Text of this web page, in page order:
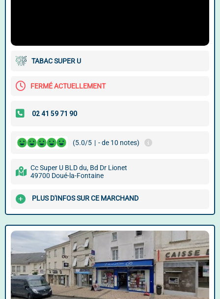
TABAC SUPER U
FERMÉ ACTUELLEMENT
(5.0/5 | - de 10 notes)
Cc Super U BLD du, Bd Dr Lionet
49700 Doué-la-Fontaine
PLUS D'INFOS SUR CE MARCHAND